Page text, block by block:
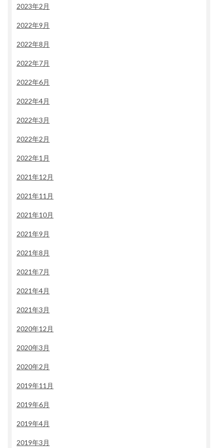
2023年2月
2022年9月
2022年8月
2022年7月
2022年6月
2022年4月
2022年3月
2022年2月
2022年1月
2021年12月
2021年11月
2021年10月
2021年9月
2021年8月
2021年7月
2021年4月
2021年3月
2020年12月
2020年3月
2020年2月
2019年11月
2019年6月
2019年4月
2019年3月